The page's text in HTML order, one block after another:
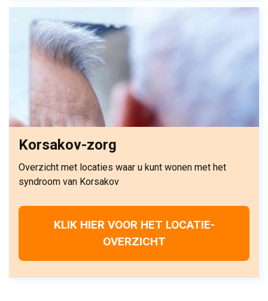
Korsakov-zorg
Overzicht met locaties waar u kunt wonen met het
syndroom van Korsakov
KLIK HIER VOOR HET LOCATIE-
OVERZICHT